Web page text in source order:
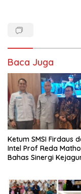
Baca Juga
Ketum SMSI Firdaus
Intel Prof Reda
Bahas Sinergi
Jaga Dapur MBG,